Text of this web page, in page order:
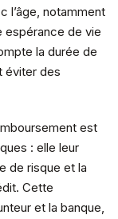
l’âge, notamment
espérance de vie
la durée de
éviter des
est
: elle leur
de risque et la
Cette
et la banque,